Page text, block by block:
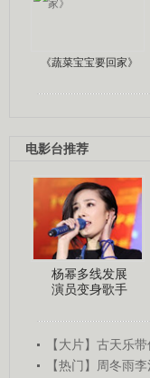
《蔬菜宝宝要回家》
电影台推荐
杨幂多线发展
演员变身歌手
【大片】古天乐
【热门】周冬雨